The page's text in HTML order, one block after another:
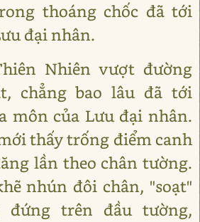
thoáng chốc đã tới
đại nhân.
Nhiên vượt đường
chẳng bao lâu đã tới
môn của Lưu đại nhân.
thấy trống điểm canh
lần theo chân tường.
nhún đôi chân, "soạt"
trên đầu tường,